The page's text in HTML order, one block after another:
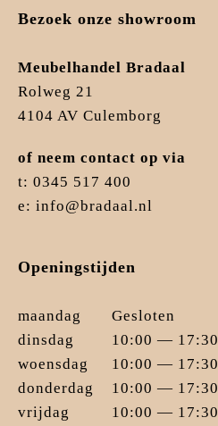
Bezoek onze showroom
Meubelhandel Bradaal
Rolweg 21
4104 AV Culemborg
of neem contact op via
t: 0345 517 400
e: info@bradaal.nl
Openingstijden
maandag
Gesloten
dinsdag
10:00 — 17:30
woensdag
10:00 — 17:30
donderdag
10:00 — 17:30
vrijdag
10:00 — 17:30